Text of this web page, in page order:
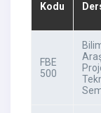
Kodu
FBE
500